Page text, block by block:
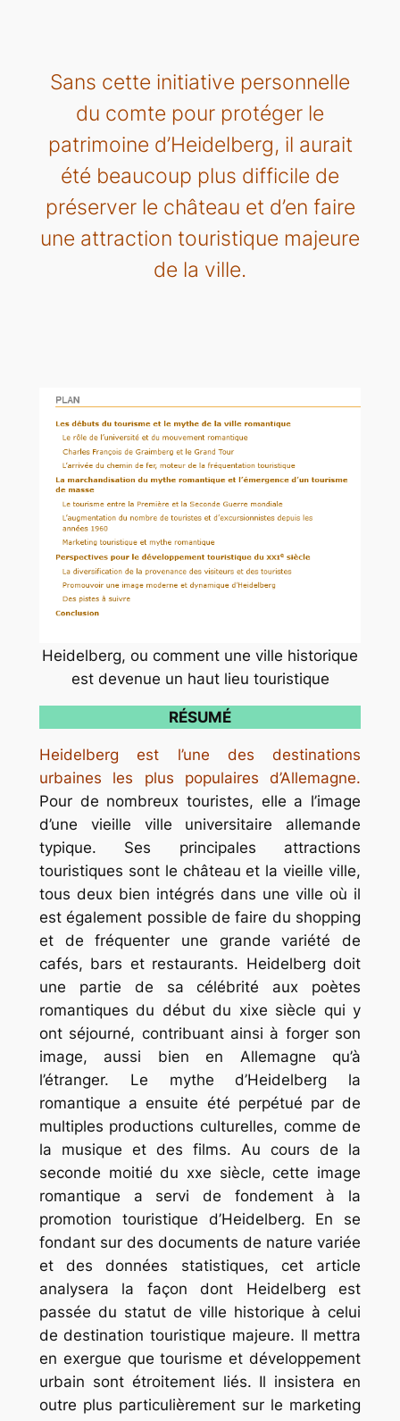
Sans cette initiative personnelle
du comte pour protéger le
patrimoine d’Heidelberg, il aurait
été beaucoup plus difficile de
préserver le château et d’en faire
une attraction touristique majeure
de la ville.
Heidelberg, ou comment une ville historique
est devenue un haut lieu touristique
RÉSUMÉ
Heidelberg est l’une des destinations
urbaines les plus populaires d’Allemagne.
Pour de nombreux touristes, elle a l’image
d’une vieille ville universitaire allemande
typique. Ses principales attractions
touristiques sont le château et la vieille ville,
tous deux bien intégrés dans une ville où il
est également possible de faire du shopping
et de fréquenter une grande variété de
cafés, bars et restaurants. Heidelberg doit
une partie de sa célébrité aux poètes
romantiques du début du xixe siècle qui y
ont séjourné, contribuant ainsi à forger son
image, aussi bien en Allemagne qu’à
l’étranger. Le mythe d’Heidelberg la
romantique a ensuite été perpétué par de
multiples productions culturelles, comme de
la musique et des films. Au cours de la
seconde moitié du xxe siècle, cette image
romantique a servi de fondement à la
promotion touristique d’Heidelberg. En se
fondant sur des documents de nature variée
et des données statistiques, cet article
analysera la façon dont Heidelberg est
passée du statut de ville historique à celui
de destination touristique majeure. Il mettra
en exergue que tourisme et développement
urbain sont étroitement liés. Il insistera en
outre plus particulièrement sur le marketing